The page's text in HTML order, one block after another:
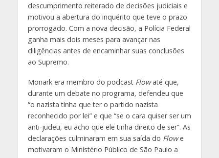
descumprimento reiterado de decisões judiciais e
motivou a abertura do inquérito que teve o prazo
prorrogado. Com a nova decisão, a Polícia Federal
ganha mais dois meses para avançar nas
diligências antes de encaminhar suas conclusões
ao Supremo.
Monark era membro do podcast Flowaté que,
durante um debate no programa, defendeu que
“o nazista tinha que ter o partido nazista
reconhecido por lei” e que “se o cara quiser ser um
anti-judeu, eu acho que ele tinha direito de ser”. As
declarações culminaram em sua saída do Flowe
motivaram o Ministério Público de São Paulo a